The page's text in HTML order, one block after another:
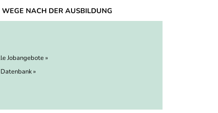
WEGE NACH DER AUSBILDUNG
Jobangebote »
»